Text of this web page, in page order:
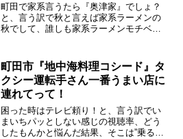
町田で家系言うたら『奥津家』でしょ？
と、言う訳で秋と言えば家系ラーメンの
秋でして、誰しも家系ラーメンモチベが
松市に居ますが、気が付けばラーメンは
一杯も食べてない自分が居る...
町田市『地中海料理コシード』タ
クシー運転手さん一番うまい店に
連れてって！
困った時はテレビ頼り！と、言う訳でい
まいちパッとしない感じの視聴率、どう
したもんかと悩んだ結果、そこは”乗るし